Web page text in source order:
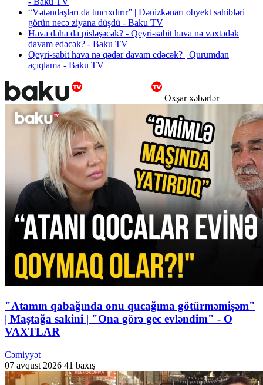
“Vətəndaşları da tıncıxdırır” | Dənizkənarı obyekt sahibləri
görün necə ziyana düşdü - Baku TV
Hava daha da pisləşəcək? - Qeyri-sabit hava nə vaxtadək
davam edəcək? - Baku TV
Qeyri-sabit hava nə qədər davam edəcək? | Qurumdan
açıqlama - Baku TV
Oxşar xəbərlər
"Atamın qabağında onu qucağıma götürməmişəm"
| Maştağa sakini | "Ona görə gec evləndim" - O
VAXTLAR
Cəmiyyət
07 avqust 2026 41 baxış